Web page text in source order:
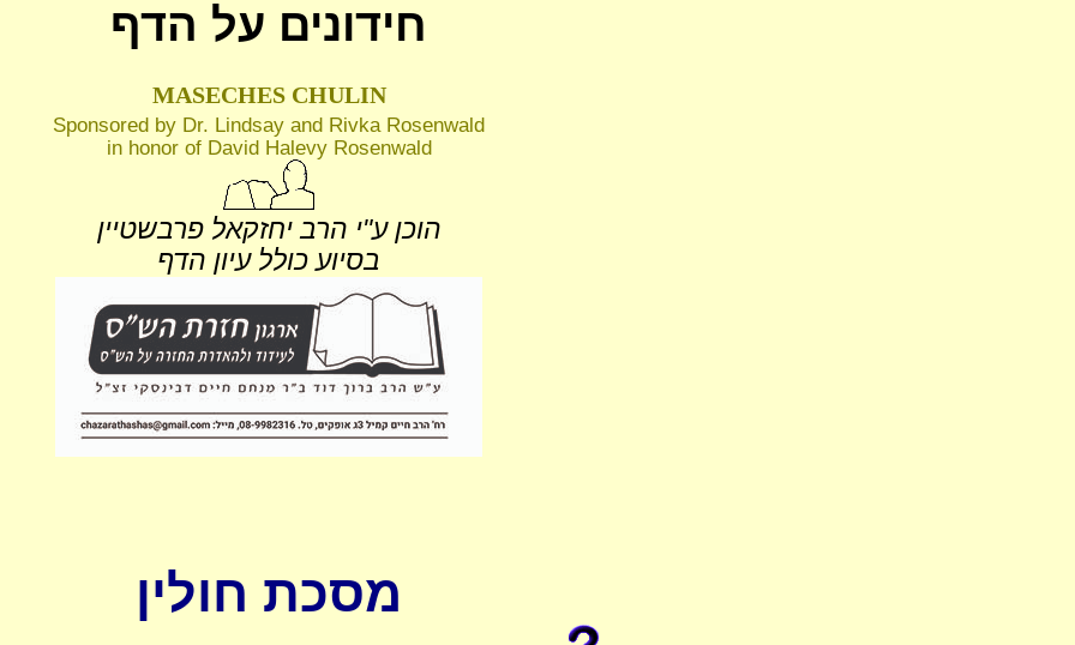
חידונים על הדף
MASECHES CHULIN
Sponsored by Dr. Lindsay and Rivka Rosenwald
in honor of David Halevy Rosenwald
הוכן ע"י הרב יחזקאל פרבשטיין
בסיוע כולל עיון הדף
מסכת חולין